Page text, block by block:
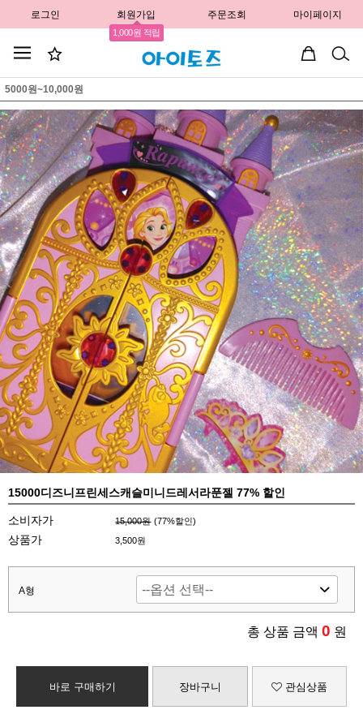
로그인 회원가입
1,000원 적립
주문조회 마이페이지
5000원~10,000원
15000디즈니프린세스캐슬미니드레서라푼젤 77% 할인
소비자가 15,000원 (77%할인)
상품가 3,500원
A형
총 상품 금액 0 원
바로 구매하기 장바구니 관심상품